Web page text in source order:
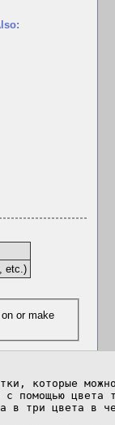
etc.)
которые
с помощью
в три цвета в